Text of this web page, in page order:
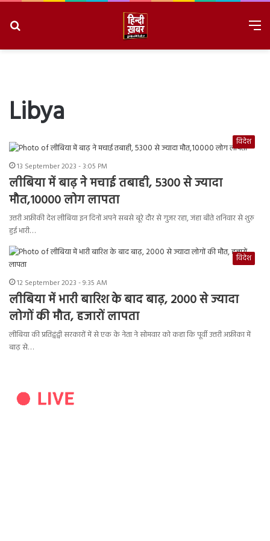
Libya
विदेश
13 September 2023 - 3:05 PM
लीबिया में बाढ़ ने मचाई तबाही, 5300 से ज्यादा
मौत,10000 लोग लापता
उत्तरी अफ्रीकी देश लीबिया इन दिनों अपने सबसे बूरे दौर से गुजर रहा, जंहा बीते शनिवार से शुरु
हुई भारी…
विदेश
12 September 2023 - 9:35 AM
लीबिया में भारी बारिश के बाद बाढ़, 2000 से ज्यादा
लोगों की मौत, हजारों लापता
लीबिया की प्रतिद्वंद्वी सरकारों में से एक के नेता ने सोमवार को कहा कि पूर्वी उत्तरी अफ्रीका में
बाढ़ से…